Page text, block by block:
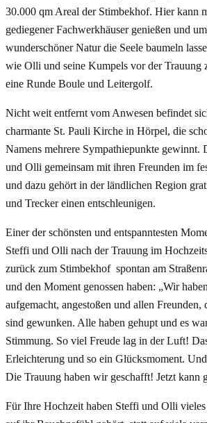
30.000 qm Areal der Stimbekhof. Hier kann
gediegener Fachwerkhäuser genießen und
wunderschöner Natur die Seele baumeln
wie Olli und seine Kumpels vor der Trauung
eine Runde Boule und Leitergolf.
Nicht weit entfernt vom Anwesen befindet
charmante St. Pauli Kirche in Hörpel, die
Namens mehrere Sympathiepunkte gewinnt.
und Olli gemeinsam mit ihren Freunden im
und dazu gehört in der ländlichen Region
und Trecker einen entschleunigen.
Einer der schönsten und entspanntesten
Steffi und Olli nach der Trauung im
zurück zum Stimbekhof spontan am
und den Moment genossen haben: „Wir
aufgemacht, angestoßen und allen Freunden,
sind gewunken. Alle haben gehupt und es
Stimmung. So viel Freude lag in der Luft!
Erleichterung und so ein Glücksmoment.
Die Trauung haben wir geschafft! Jetzt kann
Für Ihre Hochzeit haben Steffi und Olli